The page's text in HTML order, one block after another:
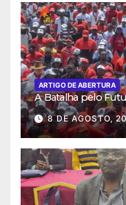
ARTIGO DE ABERTURA
A Batalha pelo
8 DE AGOSTO,